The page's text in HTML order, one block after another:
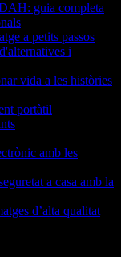
guia completa
a petits passos
i
vida a les històries
portàtil
amb les
a casa amb la
d’alta qualitat